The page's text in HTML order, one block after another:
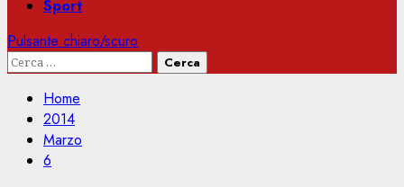
Sport
Pulsante chiaro/scuro
Ricerca
Home
2014
Marzo
6